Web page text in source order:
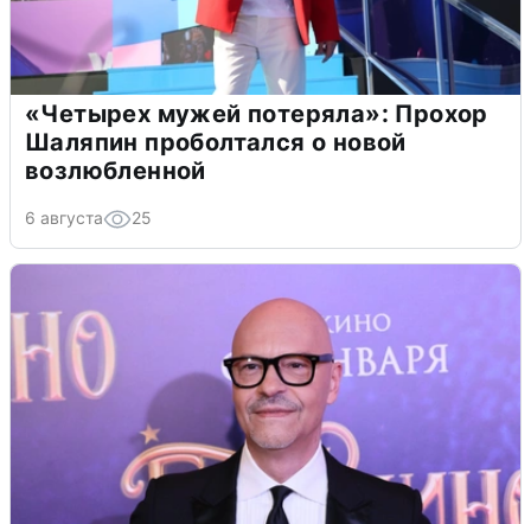
«Четырех мужей потеряла»: Прохор
Шаляпин проболтался о новой
возлюбленной
6 августа 25